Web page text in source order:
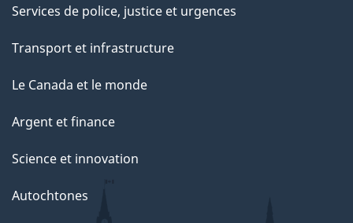
Services de police, justice et urgences
Transport et infrastructure
Le Canada et le monde
Argent et finance
Science et innovation
Autochtones